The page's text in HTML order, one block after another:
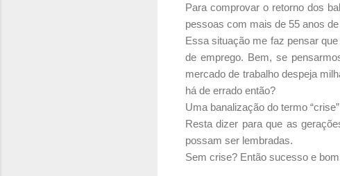
Para comprovar o retorno dos
pessoas com mais de 55 anos
Essa situação me faz pensar
de emprego. Bem, se
mercado de trabalho despeja
há de errado então?
Uma banalização do termo
Resta dizer para que as
possam ser lembradas.
Sem crise? Então sucesso e